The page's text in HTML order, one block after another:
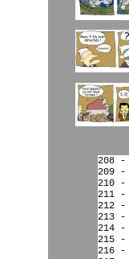
208 -
209 -
210 -
211 -
212 -
213 -
214 -
215
216 -